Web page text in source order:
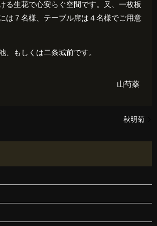
る生花で心安らぐ空間です。又、一枚板
は７名様、テーブル席は４名様でご用意
、もしくは二条城前です。
山芍薬
秋明菊